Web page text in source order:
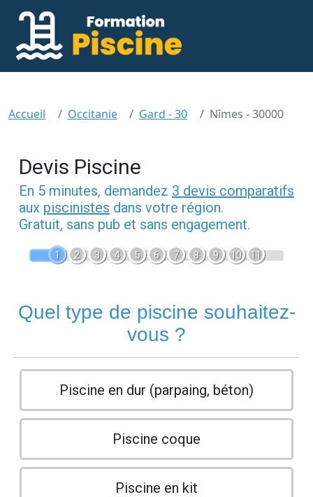
Accueil Occitanie Gard - 30 Nîmes - 30000
Devis Piscine
En 5 minutes, demandez 3 devis comparatifs
aux piscinistes dans votre région.
Gratuit, sans pub et sans engagement.
1 2 3 4 5 6 7 8 9 10 11
Quel type de piscine souhaitez-
vous ?
Piscine en dur (parpaing, béton)
Piscine coque
Piscine en kit